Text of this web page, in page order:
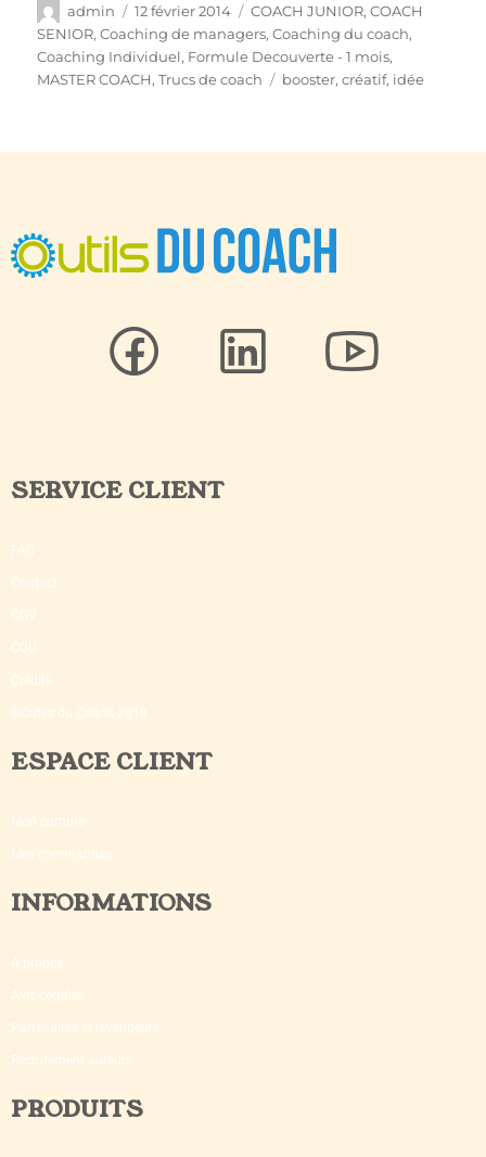
admin 12 février 2014 COACH JUNIOR,COACH
SENIOR,Coaching de managers,Coaching du coach,
Coaching Individuel, Formule Decouverte - 1 mois,
MASTER COACH,Trucs de coach booster,créatif, idée
SERVICE CLIENT
FAQ
Contact
CGV
CGU
Crédits
©Outils du Coach 2018
ESPACE CLIENT
Mon compte
Mes commandes
INFORMATIONS
A propos
Avis certifiés
Partenaires et revendeurs
Recrutement auteurs
PRODUITS